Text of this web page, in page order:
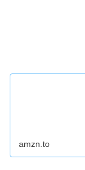
amzn.to